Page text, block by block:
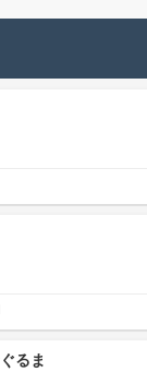
るま